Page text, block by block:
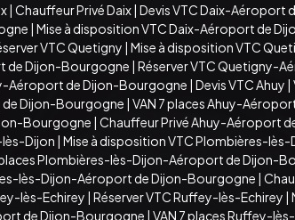
| Chauffeur Privé Daix| Devis VTC Daix-Aéroport
| Mise à disposition VTC Daix-Aéroport de
VTC Quetigny | Mise à disposition VTC
de Dijon-Bourgogne | Réserver VTC Quetigny-
Aéroport de Dijon-Bourgogne | Devis VTC Ahuy |
de Dijon-Bourgogne | VAN 7 places Ahuy-
Bourgogne | Chauffeur Privé Ahuy-Aéroport
lès-Dijon | Mise à disposition VTC Plombières-lès-
places Plombières-lès-Dijon-Aéroport de Dijon-
lès-Dijon-Aéroport de Dijon-Bourgogne |
lès-Echirey | Réserver VTC Ruffey-lès-Echirey |
de Dijon-Bourgogne | VAN 7 places Ruffey-